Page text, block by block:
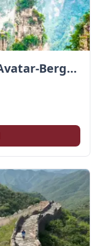
Zhangjiajie entdecken: Avatar-Berge & Altstadt von Fenghuang